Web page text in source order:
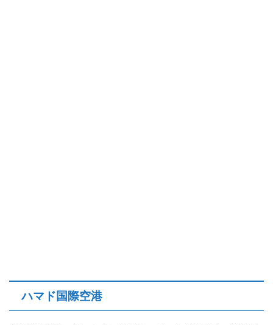
ハマド国際空港